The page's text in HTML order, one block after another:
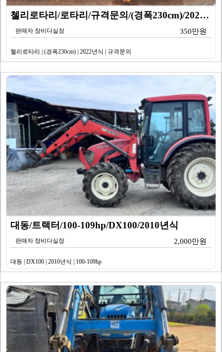
첼리로타리/로타리/규격문의/(경폭230cm)/2025년…
판매자 장비다실장 350만원
첼리로타리 | (경폭230cm) | 2022년식 | 규격문의
대동/트랙터/100-109hp/DX100/2010년식
판매자 장비다실장 2,000만원
대동 | DX100 | 2010년식 | 100-109hp